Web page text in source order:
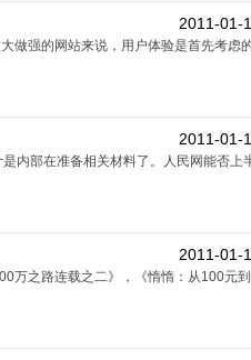
2011-01-
做强的网站来说，用户体验是首先考虑
2011-01-
内部在准备相关材料了。人民网能否上
2011-01-
之路连载之二》，《惰惰：从100元到